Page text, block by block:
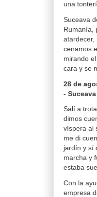
una
Suceava
Rumanía,
atardecer,
cenamos
mirando
cara y se
28 de
- Suceava
Salí a
dimos
víspera al
me di
jardín y sí
marcha y
estaba
Con la
empresa